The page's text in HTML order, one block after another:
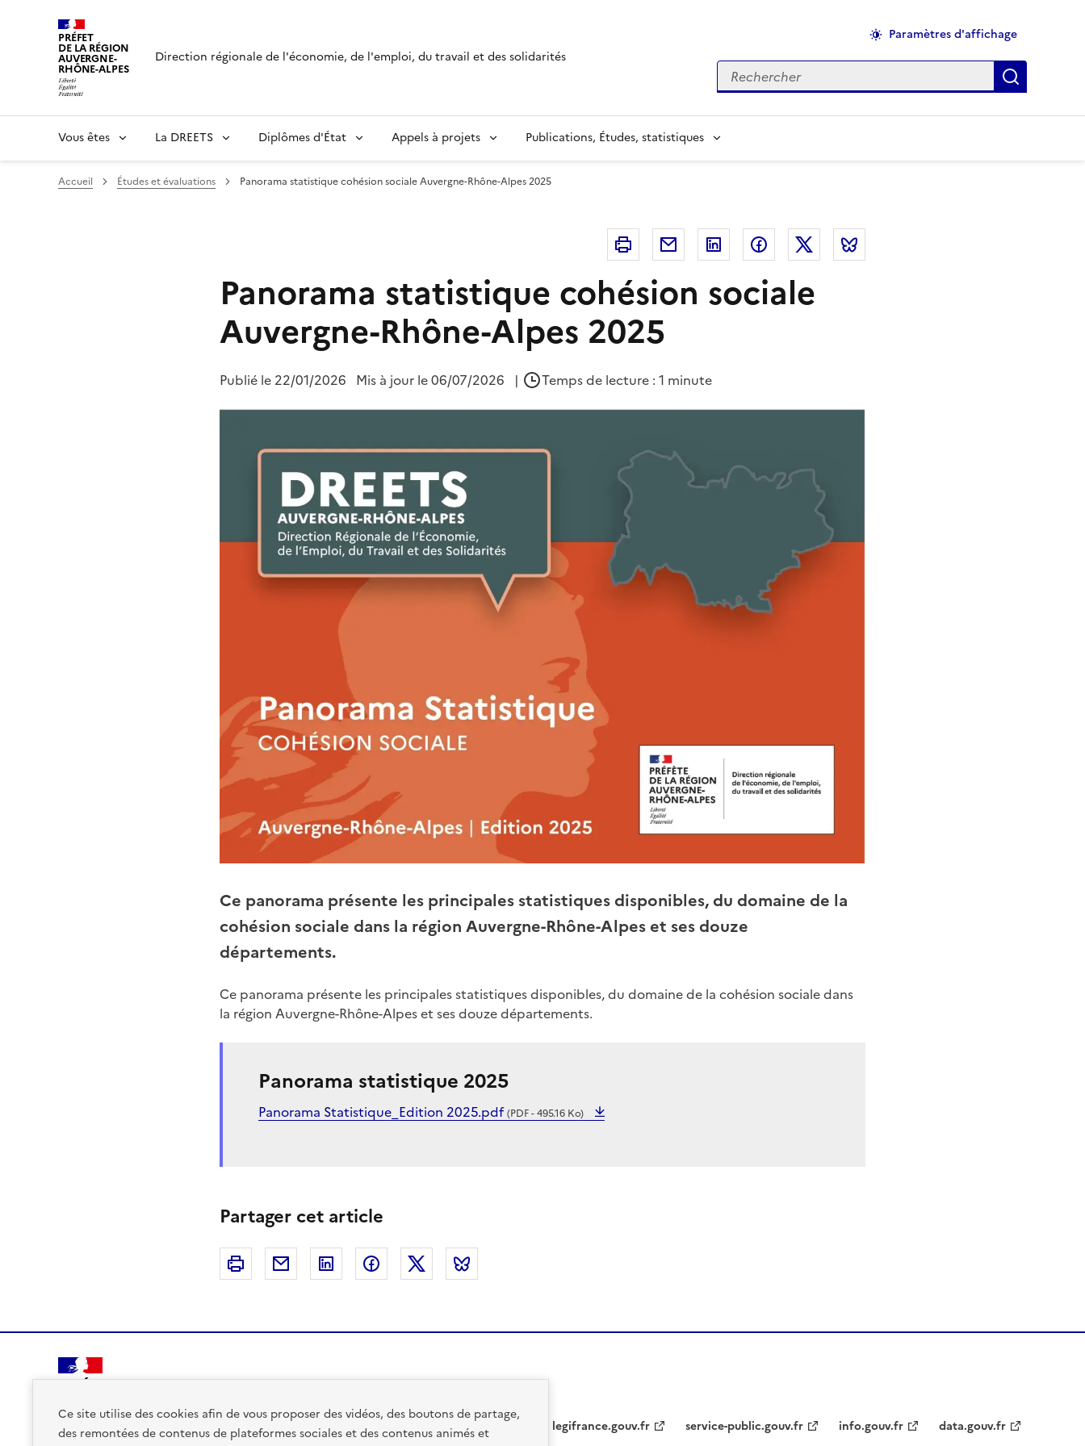
Ce site utilise des cookies afin de vous proposer des vidéos, des boutons de partage,
des remontées de contenus de plateformes sociales et des contenus animés et
PRÉFET
DE LA RÉGION
AUVERGNE-
RHÔNE-ALPES
Direction régionale de l'économie, de l'emploi, du travail et des solidarités
Paramètres d'affichage
Rechercher
Vous êtes La DREETS Diplômes d'État Appels à projets Publications, Études, statistiques
Accueil Études et évaluations Panorama statistique cohésion sociale Auvergne-Rhône-Alpes 2025
Imprimer Courriel Linkedin FacebookTwitter
Panorama statistique cohésion sociale
Auvergne-Rhône-Alpes 2025
Publié le 22/01/2026 Mis à jour le 06/07/2026 | Temps de lecture : 1 minute
Ce panorama présente les principales statistiques disponibles, du domaine de la
cohésion sociale dans la région Auvergne-Rhône-Alpes et ses douze
départements.
Ce panorama présente les principales statistiques disponibles, du domaine de la cohésion sociale dans
la région Auvergne-Rhône-Alpes et ses douze départements.
Panorama statistique 2025
Panorama Statistique_Edition 2025.pdf(PDF - 495.16 Ko)
Partager cet article
Imprimer Courriel Linkedin FacebookTwitter
PRÉFET
DE LA RÉGION
AUVERGNE-
RHÔNE-ALPES legifrance.gouv.fr service-public.gouv.fr info.gouv.fr data.gouv.fr